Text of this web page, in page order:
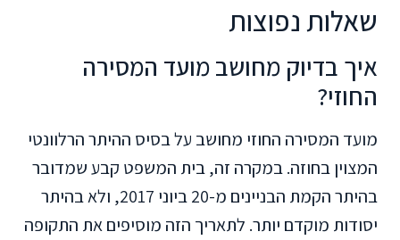
שאלות נפוצות
איך בדיוק מחושב מועד המסירה
החוזי?
מועד המסירה החוזי מחושב על בסיס ההיתר הרלוונטי
המצוין בחוזה. במקרה זה, בית המשפט קבע שמדובר
בהיתר הקמת הבניינים מ-20 ביוני 2017, ולא בהיתר
יסודות מוקדם יותר. לתאריך הזה מוסיפים את התקופה